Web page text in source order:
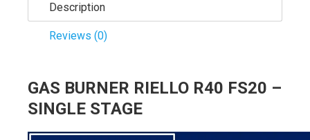
Description
Reviews (0)
GAS BURNER RIELLO R40 FS20 –
SINGLE STAGE